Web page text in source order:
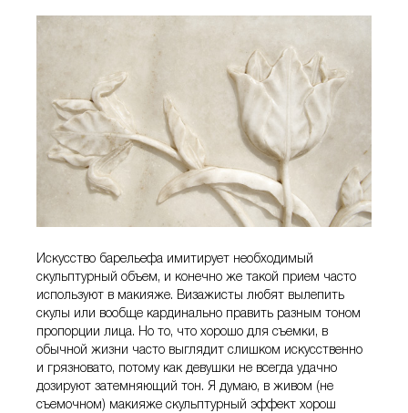
Искусство барельефа имитирует необходимый
скульптурный объем, и конечно же такой прием часто
используют в макияже. Визажисты любят вылепить
скулы или вообще кардинально править разным тоном
пропорции лица. Но то, что хорошо для съемки, в
обычной жизни часто выглядит слишком искусственно
и грязновато, потому как девушки не всегда удачно
дозируют затемняющий тон. Я думаю, в живом (не
съемочном) макияже скульптурный эффект хорош